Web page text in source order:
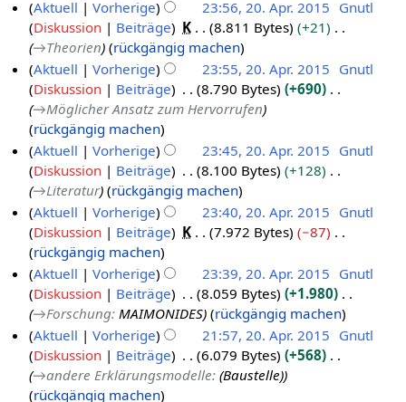
m
e
n
f
a
s
s
u
n
g
u
s
a
m
m
e
n
f
a
s
s
u
n
g
0
Aktuell
Vorherige 23:56, 20. Apr. 2015 Gnutl
Diskussion
Beiträge K 8.811 Bytes
+21
→Theorien
rückgängig machen
Aktuell
Vorherige 23:55, 20. Apr. 2015 Gnutl
Diskussion
Beiträge 8.790 Bytes
+690
→Möglicher Ansatz zum Hervorrufen
rückgängig machen
Aktuell
Vorherige 23:45, 20. Apr. 2015 Gnutl
Diskussion
Beiträge 8.100 Bytes
+128
→Literatur
rückgängig machen
Aktuell
Vorherige 23:40, 20. Apr. 2015 Gnutl
Diskussion
Beiträge K 7.972 Bytes
−87
K
e
i
n
e
B
e
a
rückgängig machen
Aktuell
Vorherige 23:39, 20. Apr. 2015 Gnutl
Diskussion
Beiträge 8.059 Bytes
+1.980
→Forschung: MAIMONIDES
rückgängig machen
Aktuell
Vorherige 21:57, 20. Apr. 2015 Gnutl
Diskussion
Beiträge 6.079 Bytes
+568
→andere Erklärungsmodelle:(Baustelle)
rückgängig machen